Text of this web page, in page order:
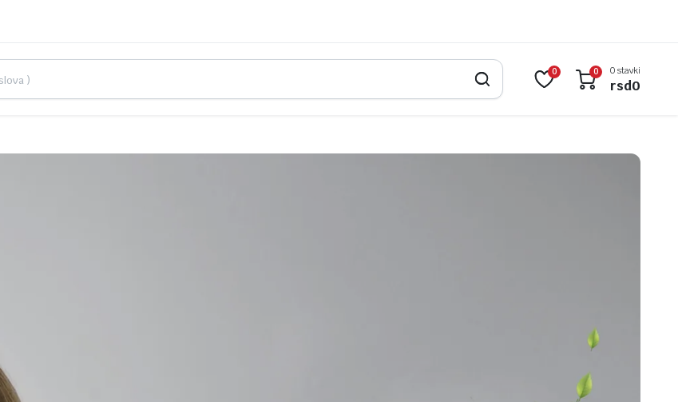
0 0 0 stavki
rsd0